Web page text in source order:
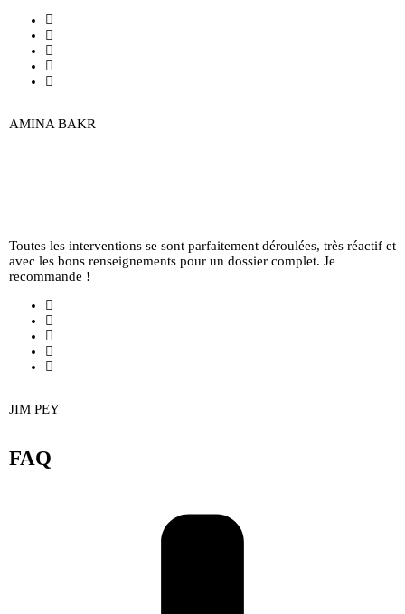
AMINA BAKR
Toutes les interventions se sont parfaitement déroulées, très réactif et
avec les bons renseignements pour un dossier complet. Je
recommande !
JIM PEY
FAQ